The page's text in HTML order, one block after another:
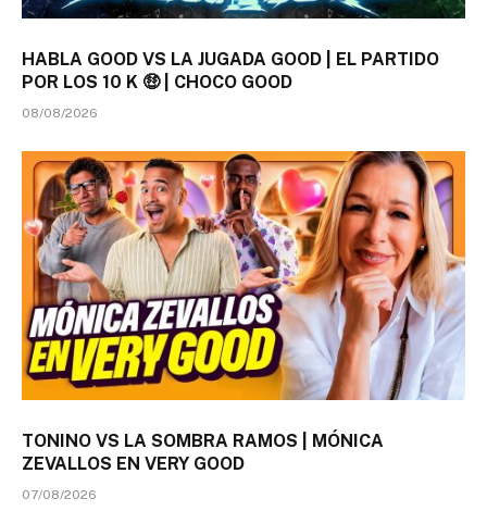
HABLA GOOD VS LA JUGADA GOOD | EL PARTIDO
POR LOS 10 K 🤑 | CHOCO GOOD
08/08/2026
TONINO VS LA SOMBRA RAMOS | MÓNICA
ZEVALLOS EN VERY GOOD
07/08/2026